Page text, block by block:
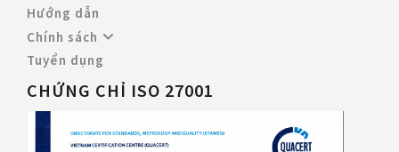
Hướng dẫn
Chính sách
Tuyển dụng
CHỨNG CHỈ ISO 27001